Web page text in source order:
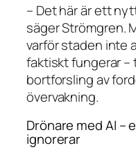
– Det här är ett
säger Strömgren.
varför staden inte
faktiskt fungerar –
bortforsling av
övervakning.
Drönare med AI –
ignorerar